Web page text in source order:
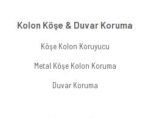
Kolon Köşe & Duvar Koruma
Köşe Kolon Koruyucu
Metal Köşe Kolon Koruma
Duvar Koruma